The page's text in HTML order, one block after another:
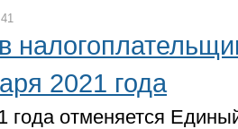
2021 года
года отменяется